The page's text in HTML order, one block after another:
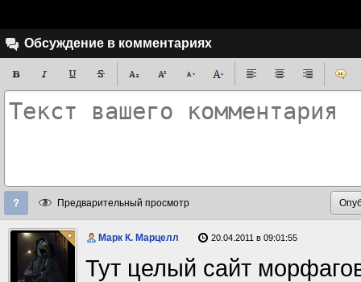
Обсуждение в комментариях
Предварительный просмотр
Марк К. Марцелл 20.04.2011 в 09:01:55
Тут целый сайт